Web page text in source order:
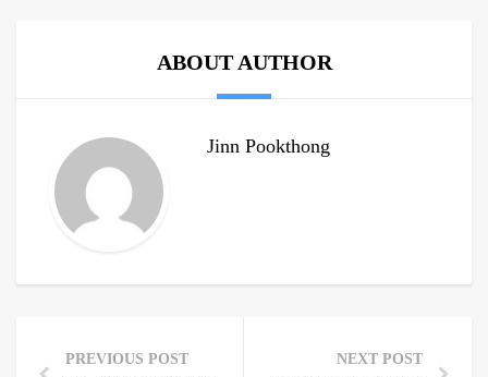
ABOUT AUTHOR
Jinn Pookthong
PREVIOUS POST NEXT POST